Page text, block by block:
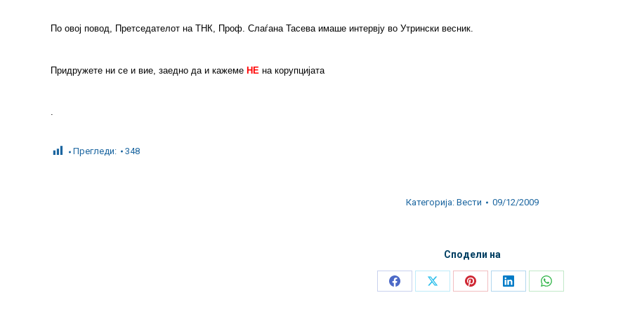
По овој повод, Претседателот на ТНК, Проф. Слаѓана Тасева имаше интервју во Утрински весник.
Придружете ни се и вие, заедно да и кажеме НЕ на корупцијата
.
Прегледи: 348
Категорија: Вести 09/12/2009
Сподели на
Share
Share
Share
Share
Share